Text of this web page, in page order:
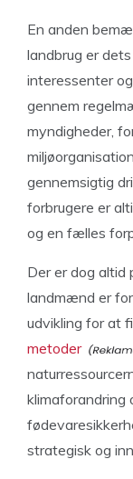
En anden
landbrug er
interessenter
gennem
myndigheder,
gennemsigtig
forbrugere er
og en fælles
Der er dog altid
landmænd er
udvikling for at
metoder
klimaforandring
strategisk og